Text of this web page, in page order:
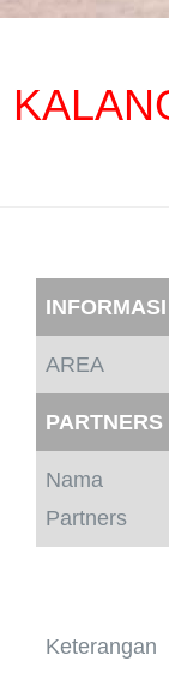
AREA
PARTNERS
Nama
Partners
Keterangan